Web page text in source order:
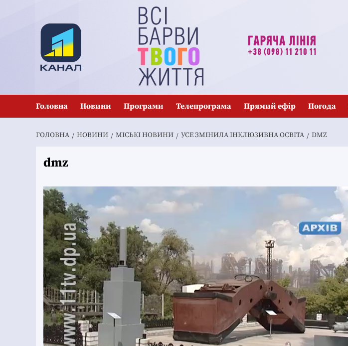
Головна Новини Програми Телепрограма Прямий ефір Погода
ГОЛОВНА НОВИНИ MІСЬКІ НОВИНИ УСЕ ЗМІНИЛА ІНКЛЮЗИВНА ОСВІТА DMZ
dmz
Відеопрогравач